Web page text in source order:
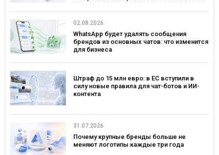
02.08.2026
WhatsApp будет удалять сообщения
брендов из основных чатов: что изменится
для бизнеса
Штраф до 15 млн евро: в ЕС вступили в
силу новые правила для чат-ботов и ИИ-
контента
31.07.2026
Почему крупные бренды больше не
меняют логотипы каждые три года